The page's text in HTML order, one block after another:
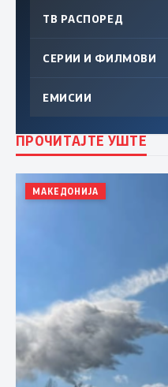
ТВ РАСПОРЕД
СЕРИИ И ФИЛМОВИ
ЕМИСИИ
ПРОЧИТАЈТЕ УШТЕ
МАКЕДОНИЈА